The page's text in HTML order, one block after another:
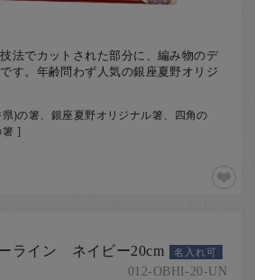
法でカットされた部分に、編み物のデ
す。年齢問わず人気の銀座夏野オリジ
)の箸、銀座夏野オリジナル箸、四角の
]
ライン ネイビー20cm 名入れ可
012-OBHI-20-UN